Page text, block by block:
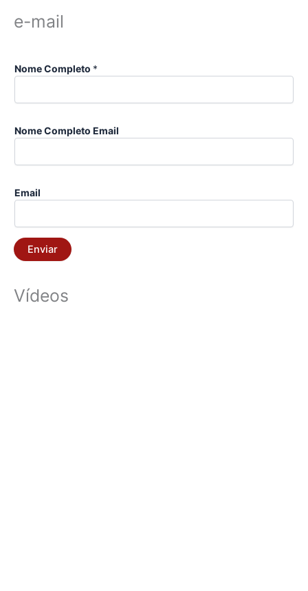
e-mail
Nome Completo *
Nome Completo Email
Email
Enviar
Vídeos